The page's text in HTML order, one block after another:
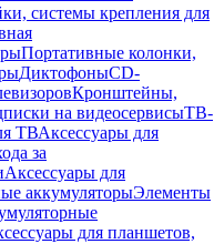
системы крепления для
Портативные колонки,
ДиктофоныCD-
Кронштейны,
на видеосервисыТВ-
ТВАксессуары для
за
Аксессуары для
аккумуляторыЭлементы
для планшетов,